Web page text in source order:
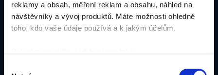
reklamy a obsah, měření reklam a obsahu, náhled na
návštěvníky a vývoj produktů. Máte možnosti ohledně
toho, kdo vaše údaje používá a k jakým účelům.